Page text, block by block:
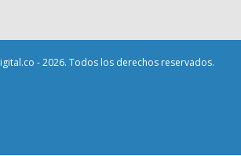
- 2026. Todos los derechos reservados.